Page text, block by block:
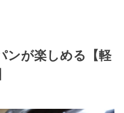
ンが楽しめる【軽